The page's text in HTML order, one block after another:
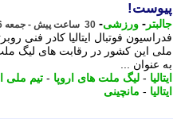
پیوست!
جالبتر - ورزشی- 30 ساعت پیش - جمعه 16 مرداد 1405، 10:12
فدراسیون فوتبال ایتالیا کادر فنی
ملی این کشور در رقابت های لیگ ملت
به عنوان ...
ایتالیا - لیگ ملت های اروپا - تیم ملی
ایتالیا - مانچینی